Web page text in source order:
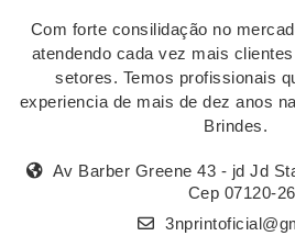
Com forte consilidação no
atendendo cada vez mais
setores. Temos profissionais
experiencia de mais de dez anos
Brindes.
Av Barber Greene 43 - jd Jd
Cep 07120-